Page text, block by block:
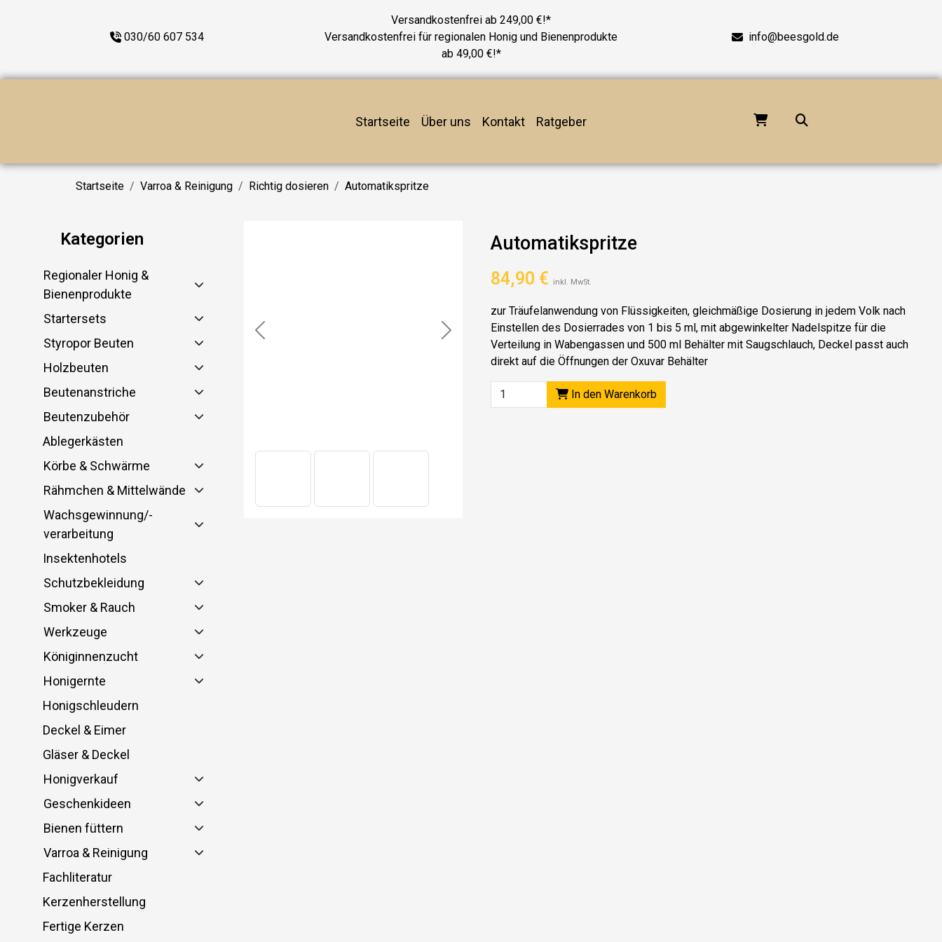
030/60 607 534
Versandkostenfrei ab 249,00 €!*
Versandkostenfrei für regionalen Honig und Bienenprodukte
ab 49,00 €!*
info@beesgold.de
Startseite Über uns Kontakt Ratgeber
Startseite Varroa & Reinigung Richtig dosieren Automatikspritze
Kategorien
Regionaler Honig &
Bienenprodukte
Startersets
Styropor Beuten
Holzbeuten
Beutenanstriche
Beutenzubehör
Ablegerkästen
Körbe & Schwärme
Rähmchen & Mittelwände
Wachsgewinnung/-
verarbeitung
Insektenhotels
Schutzbekleidung
Smoker & Rauch
Werkzeuge
Königinnenzucht
Honigernte
Honigschleudern
Deckel & Eimer
Gläser & Deckel
Honigverkauf
Geschenkideen
Bienen füttern
Varroa & Reinigung
Fachliteratur
Kerzenherstellung
Fertige Kerzen
Previous Next
Automatikspritze
84,90 € inkl. MwSt.
zur Träufelanwendung von Flüssigkeiten, gleichmäßige Dosierung in jedem Volk nach
Einstellen des Dosierrades von 1 bis 5 ml, mit abgewinkelter Nadelspitze für die
Verteilung in Wabengassen und 500 ml Behälter mit Saugschlauch, Deckel passt auch
direkt auf die Öffnungen der Oxuvar Behälter
In den Warenkorb